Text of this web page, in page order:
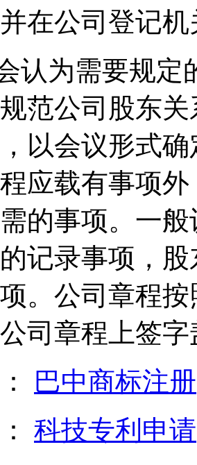
在公司登记
认为需要规
范公司股东
以会议形式
应载有事项
的事项。一
记录事项，
。公司章程
司章程上签字
巴中商标注册
科技专利申请